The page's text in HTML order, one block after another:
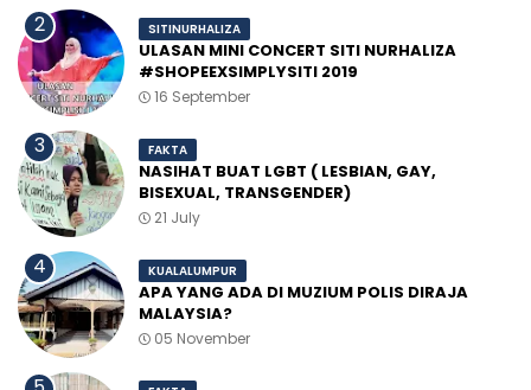
SITINURHALIZA
ULASAN MINI CONCERT SITI NURHALIZA
#SHOPEEXSIMPLYSITI 2019
16 September
FAKTA
NASIHAT BUAT LGBT ( LESBIAN, GAY,
BISEXUAL, TRANSGENDER)
21 July
KUALALUMPUR
APA YANG ADA DI MUZIUM POLIS DIRAJA
MALAYSIA?
05 November